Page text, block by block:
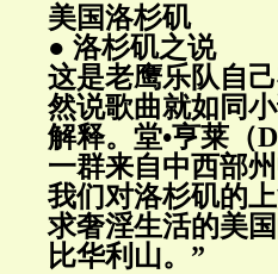
美国洛杉矶
● 洛杉矶之说
这是老鹰乐队自
然说歌曲就如同
解释。堂•亨莱（
一群来自中西部
我们对洛杉矶的
求奢淫生活的美
比华利山。”